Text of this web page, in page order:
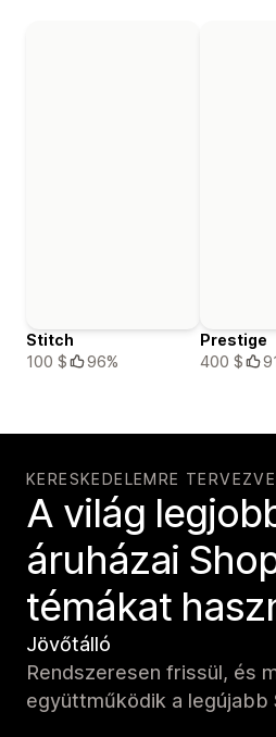
Stitch
100 $
96%
Prestige
400 $
KERESKEDELEMRE TERVEZVE
A világ
áruházai
témákat
Jövőtálló
Rendszeresen frissül, és
együttműködik a legújabb